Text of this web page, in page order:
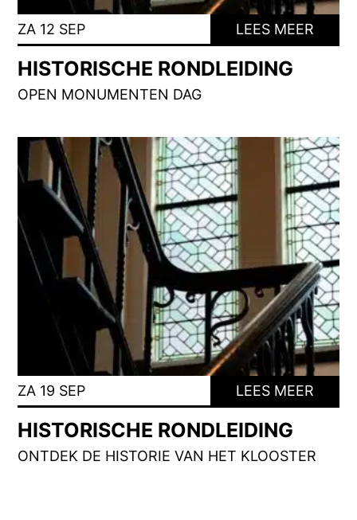
ZA 12 SEP LEES MEER
HISTORISCHE RONDLEIDING
OPEN MONUMENTEN DAG
ZA 19 SEP LEES MEER
HISTORISCHE RONDLEIDING
ONTDEK DE HISTORIE VAN HET KLOOSTER